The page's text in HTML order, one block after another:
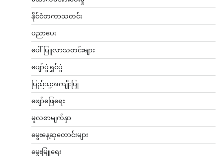
မူလစာမျက်နှာ
မွေးမြူရေး
မှတ်တမ်းဗီဒီယိုများ
ရင်ဖွင့်ဆွေးနွေး
ရဲစိတ်ရဲမန်သီချင်းများ
လက်မှုပညာ
လစာနှင့်စရိတ်နှုန်းထား
ဝတ္ထု/ကာတွန်း/ကဗျာများ